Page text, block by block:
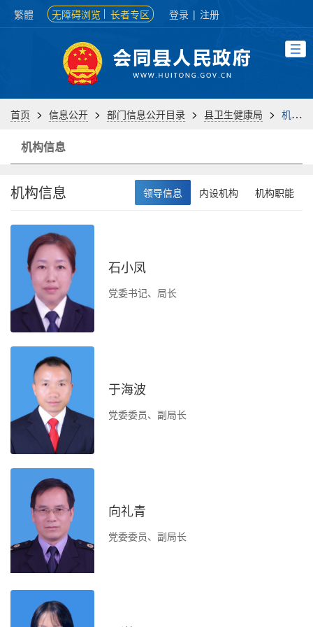
繁體 无障碍浏览 长者专区 登录 | 注册
首页 > 信息公开 > 部门信息公开目录 > 县卫生健康局 > 机构信息
机构信息
机构信息 领导信息 内设机构 机构职能
石小凤
党委书记、局长
于海波
党委委员、副局长
向礼青
党委委员、副局长